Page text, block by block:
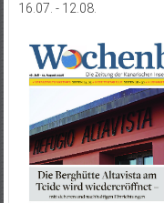
16.07. - 12.08.